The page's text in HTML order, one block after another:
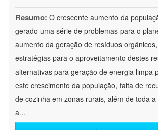
Resumo: O crescente aumento da
gerado uma série de problemas para o
aumento da geração de resíduos
estratégias para o aproveitamento destes
alternativas para geração de energia limpa
este crescimento da população, falta de
de cozinha em zonas rurais, além de toda
a...